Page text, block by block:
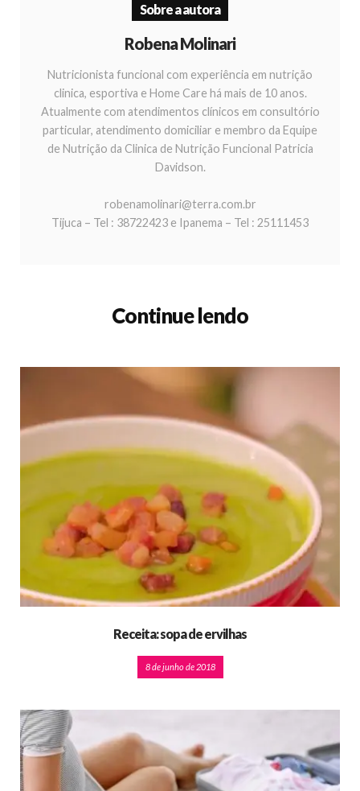
Sobre a autora
Robena Molinari
Nutricionista funcional com experiência em nutrição
clinica, esportiva e Home Care há mais de 10 anos.
Atualmente com atendimentos clínicos em consultório
particular, atendimento domiciliar e membro da Equipe
de Nutrição da Clinica de Nutrição Funcional Patricia
Davidson.
robenamolinari@terra.com.br
Tijuca – Tel : 38722423 e Ipanema – Tel : 25111453
Continue lendo
Receita: sopa de ervilhas
8 de junho de 2018